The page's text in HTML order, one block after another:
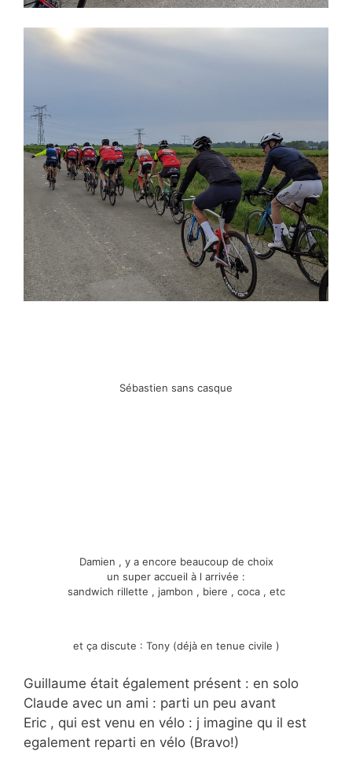
Sébastien sans casque
Damien , y a encore beaucoup de choix
un super accueil à l arrivée :
sandwich rillette , jambon , biere , coca , etc
et ça discute : Tony (déjà en tenue civile )
Guillaume était également présent : en solo
Claude avec un ami : parti un peu avant
Eric , qui est venu en vélo : j imagine qu il est
egalement reparti en vélo (Bravo!)